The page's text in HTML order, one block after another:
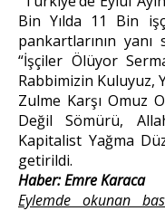
Bin Yılda 11 Bin
pankartlarının yanı
“İşçiler Ölüyor
Rabbimizin Kuluyuz,
Zulme Karşı Omuz
Değil Sömürü,
Kapitalist Yağma
getirildi.
Haber: Emre Karaca
Eylemde okunan